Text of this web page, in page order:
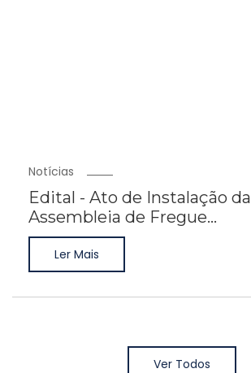
Notícias
Edital - Ato de Instalação da
Assembleia de Fregue...
Ler Mais
Ver Todos